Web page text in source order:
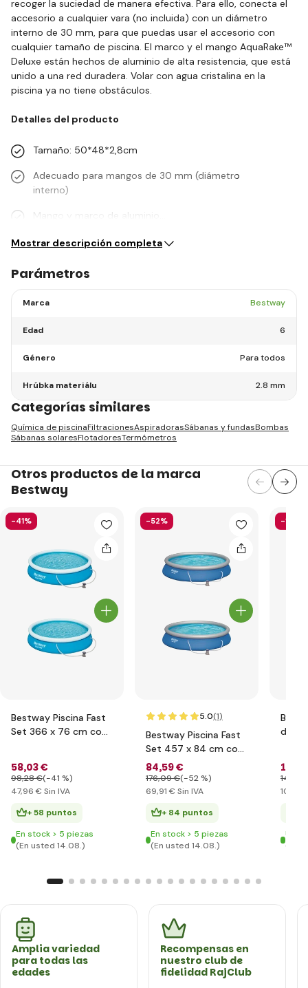
recoger la suciedad de manera efectiva. Para ello, conecta el
accesorio a cualquier vara (no incluida) con un diámetro
interno de 30 mm, para que puedas usar el accesorio con
cualquier tamaño de piscina. El marco y el mango AquaRake™
Deluxe están hechos de aluminio de alta resistencia, que está
unido a una red duradera. Volar con agua cristalina en la
piscina ya no tiene obstáculos.
Detalles del producto
Tamaño: 50*48*2,8cm
Adecuado para mangos de 30 mm (diámetro
interno)
Mango y marco de aluminio…
Mostrar descripción completa
Parámetros
Marca Bestway
Edad 6
Género Para todos
Hrúbka materiálu 2.8 mm
Categorías similares
Química de piscinaFiltracionesAspiradorasSábanas y fundasBombas
Sábanas solaresFlotadoresTermómetros
Otros productos de la marca
Bestway
-41%
Bestway Piscina Fast
Set 366 x 76 cm con
58,03 €
98,28 €(-41 %)
47,96 € Sin IVA
+ 58 puntos
En stock > 5 piezas
(En usted 14.08.)
-52%
5.0(1)
Bestway Piscina Fast
Set 457 x 84 cm con
filtración
84,59 €
176,09 €(-52 %)
69,91 € Sin IVA
+ 84 puntos
En stock > 5 piezas
(En usted 14.08.)
-13%
de
127
146
105
(En
Amplia variedad
para todas las
edades
Recompensas en
nuestro club de
fidelidad RajClub